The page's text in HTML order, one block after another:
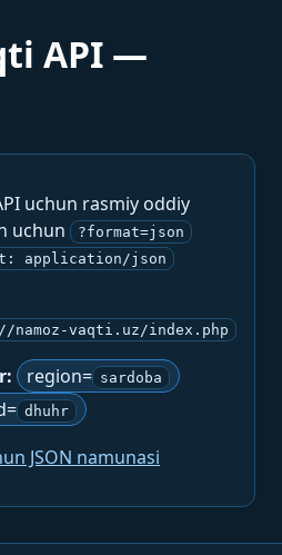
API —
uchun rasmiy oddiy
uchun
?format=json
application/json
namoz-vaqti.uz/index.php
region= sardoba
dhuhr
JSON namunasi